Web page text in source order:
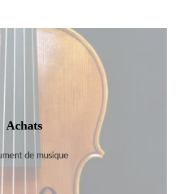
Achats
de musique